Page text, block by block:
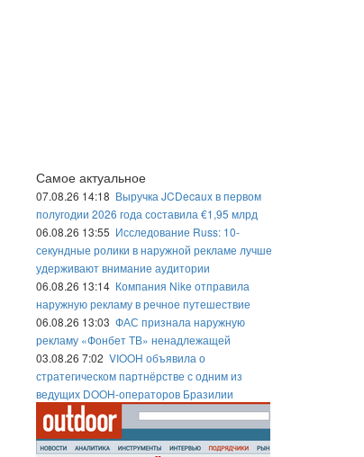
Самое актуальное
07.08.26 14:18 Выручка JCDecaux в первом
полугодии 2026 года составила €1,95 млрд
06.08.26 13:55 Исследование Russ: 10-
секундные ролики в наружной рекламе лучше
удерживают внимание аудитории
06.08.26 13:14 Компания Nike отправила
наружную рекламу в речное путешествие
06.08.26 13:03 ФАС признала наружную
рекламу «Фонбет ТВ» ненадлежащей
03.08.26 7:02 VIOOH объявила о
стратегическом партнёрстве с одним из
ведущих DOOH-операторов Бразилии